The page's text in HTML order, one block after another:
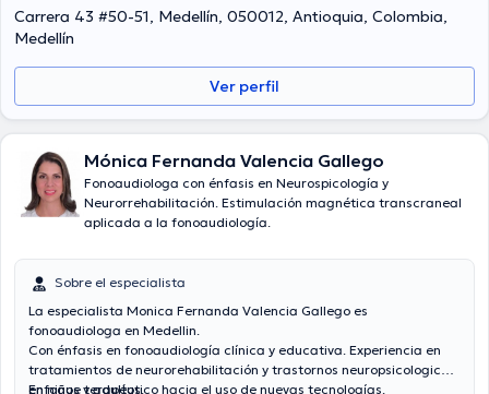
Carrera 43 #50-51, Medellín, 050012, Antioquia, Colombia,
Medellín
Ver perfil
Mónica Fernanda Valencia Gallego
Fonoaudiologa con énfasis en Neurospicología y
Neurorrehabilitación. Estimulación magnética transcraneal
aplicada a la fonoaudiología.
Sobre el especialista
La especialista Monica Fernanda Valencia Gallego es
fonoaudiologa en Medellin.
Con énfasis en fonoaudiología clínica y educativa. Experiencia en
tratamientos de neurorehabilitación y trastornos neuropsicologicos
en niños y adultos.
Enfoque terapéutico hacia el uso de nuevas tecnologías.